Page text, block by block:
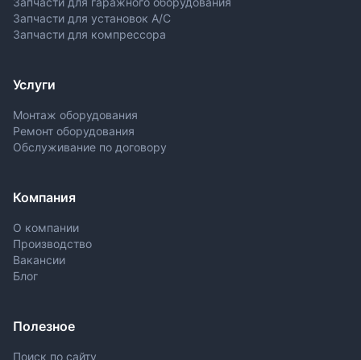
Запчасти для установок A/C
Запчасти для компрессора
Услуги
Монтаж оборудования
Ремонт оборудования
Обслуживание по договору
Компания
О компании
Производство
Вакансии
Блог
Полезное
Поиск по сайту